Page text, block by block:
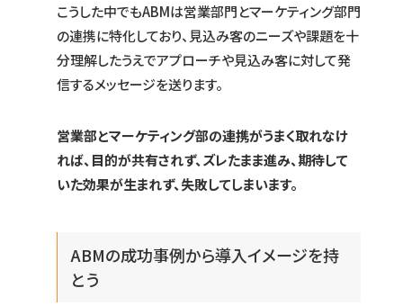
こうした中でもABMは営業部門とマーケティング部門
の連携に特化しており、見込み客のニーズや課題を十
分理解したうえでアプローチや見込み客に対して発
信するメッセージを送ります。
営業部とマーケティング部の連携がうまく取れなけ
れば、目的が共有されず、ズレたまま進み、期待して
いた効果が生まれず、失敗してしまいます。
ABMの成功事例から導入イメージを持
とう